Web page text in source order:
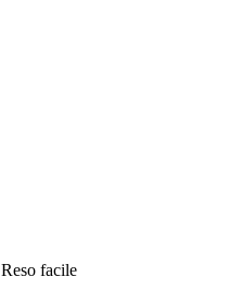
Reso facile